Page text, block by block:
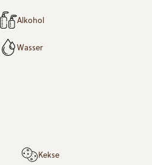
Alkohol
Wasser
Kekse